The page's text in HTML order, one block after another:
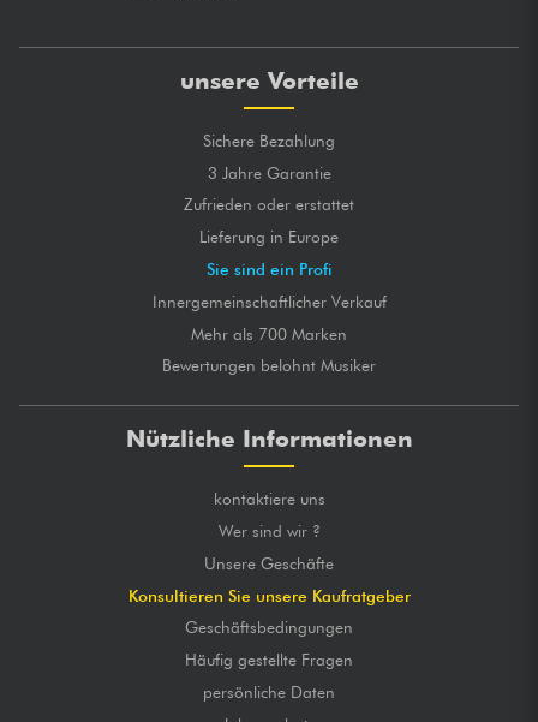
unsere Vorteile
Sichere Bezahlung
3 Jahre Garantie
Zufrieden oder erstattet
Lieferung in Europe
Sie sind ein Profi
Innergemeinschaftlicher Verkauf
Mehr als 700 Marken
Bewertungen belohnt Musiker
Nützliche Informationen
kontaktiere uns
Wer sind wir ?
Unsere Geschäfte
Konsultieren Sie unsere Kaufratgeber
Geschäftsbedingungen
Häufig gestellte Fragen
persönliche Daten